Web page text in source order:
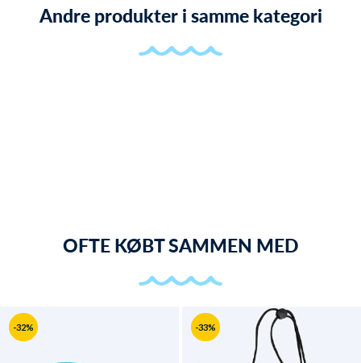
Andre produkter i samme kategori
OFTE KØBT SAMMEN MED
-32% -33%